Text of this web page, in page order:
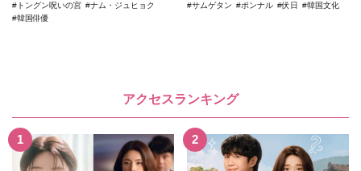
トングン呪いの宮
ナム・ジュヒョク
韓国俳優
サムゲタン ポンナル 伏日 韓国文化
アクセスランキング